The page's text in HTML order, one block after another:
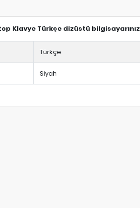
Klavye Türkçe dizüstü
Türkçe
Siyah